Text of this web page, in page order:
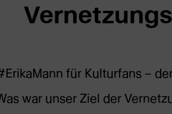
für Kulturfans –
war unser Ziel der